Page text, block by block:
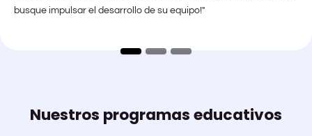
busque impulsar el desarrollo de su equipo!"
Nuestros programas educativos